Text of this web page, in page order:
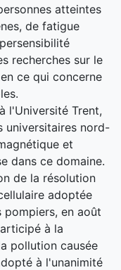
atteintes
de fatigue
recherches sur le
ce qui concerne
l'Université Trent,
universitaires nord-
et
dans ce domaine.
de la résolution
adoptée
pompiers, en août
à la
pollution causée
à l'unanimité